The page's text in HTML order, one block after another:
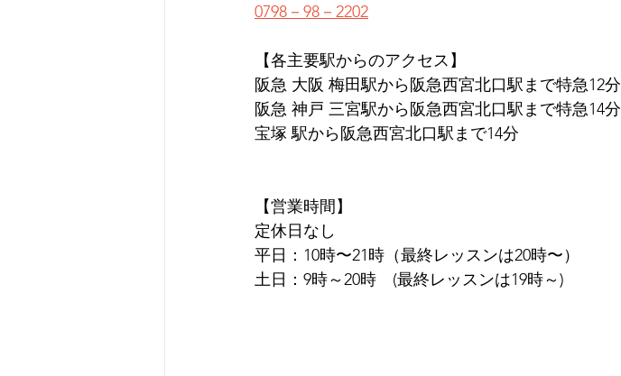
0798－98－2202
【各主要駅からのアクセス】
阪急 大阪 梅田駅から阪急西宮北口駅まで特急12分
阪急 神戸 三宮駅から阪急西宮北口駅まで特急14分
宝塚 駅から阪急西宮北口駅まで14分
【営業時間】
定休日なし
平日：10時〜21時（最終レッスンは20時〜）
土日：9時～20時　(最終レッスンは19時～)